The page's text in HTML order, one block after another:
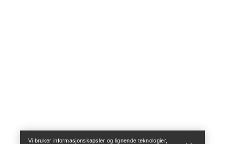
Vi bruker informasjonskapsler og lignende teknologier,